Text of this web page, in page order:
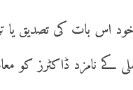
اس بات کی تصدیق یا
کے نامزد ڈاکٹرز کو